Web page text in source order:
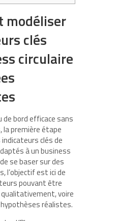
modéliser
clés
circulaire
de bord efficace sans
la première étape
clés de
à un business
se baser sur des
l’objectif est ici de
pouvant être
voire
réalistes.